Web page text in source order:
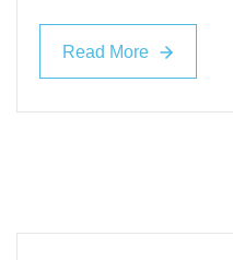
Read More
Read More